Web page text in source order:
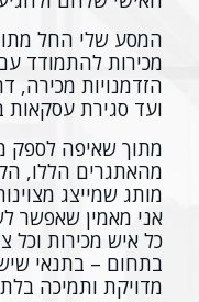
המסע שלי החל
מכירות להתמודד
הזדמנויות מכירה,
ועד סגירת עסקאות
מתוך שאיפה לספק
מותג שמייצג
אני מאמין שאפשר
כל איש מכירות וכל
בתחום – בתנאי
מדויקת ותמיכה